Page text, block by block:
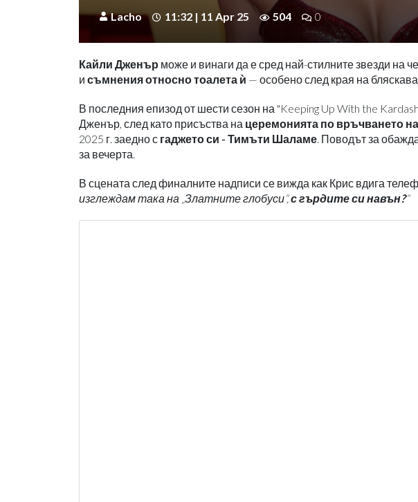
Lacho 11:32 | 11 Apr 25 504 0
Кайли Дженър може и винаги да е сред най-стилните звезди на
и съмнения относно тоалета ѝ — особено след края на
В последния епизод от шести сезон на "Keeping Up With the
Дженър, след като присъства на церемонията по връчването
2025 г. заедно с гаджето си - Тимъти Шаламе. Поводът за
за вечерта.
В сцената след финалните надписи се вижда как Крис вдига
изглеждам така на „Златните глобуси“,с гърдите си навън?“